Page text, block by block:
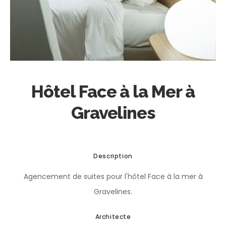
Hôtel Face à la Mer à
Gravelines
Description
Agencement de suites pour l'hôtel Face à la mer à
Gravelines.
Architecte